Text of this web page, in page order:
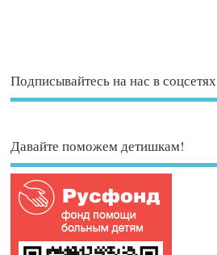
Подписывайтесь на нас в соцсетях
Давайте поможем детишкам!